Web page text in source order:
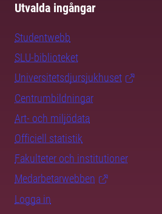
Utvalda ingångar
Studentwebb
SLU-biblioteket
Universitetsdjursjukhuset
Centrumbildningar
Art- och miljödata
Officiell statistik
Fakulteter och institutioner
Medarbetarwebben
Logga in